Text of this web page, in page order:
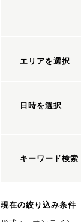
エリアを選択
日時を選択
キーワード検索
現在の絞り込み条件